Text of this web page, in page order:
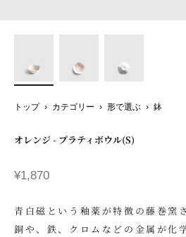
トップ › カテゴリー › 形で選ぶ › 鉢
オレンジ - プラティボウル(S)
セール価格
¥1,870
青白磁という釉薬が特徴の藤巻窯
銅や、鉄、クロムなどの金属が化